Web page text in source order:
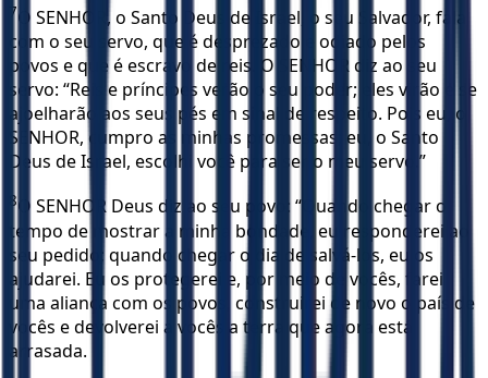
7O SENHOR, o Santo Deus de Israel, o seu Salvador, fala
com o seu servo, que é desprezado e odiado pelos
povos e que é escravo de reis. O SENHOR diz ao seu
servo: “Reis e príncipes verão o seu poder; eles virão e se
ajoelharão aos seus pés em sinal de respeito. Pois eu, o
SENHOR, cumpro as minhas promessas; eu, o Santo
Deus de Israel, escolhi você para ser o meu servo.”
8O SENHOR Deus diz ao seu povo: “Quando chegar o
tempo de mostrar a minha bondade, eu responderei ao
seu pedido; quando chegar o dia de salvá-los, eu os
ajudarei. Eu os protegerei e, por meio de vocês, farei
uma aliança com os povos, construirei de novo o país de
vocês e devolverei a vocês a terra que agora está
arrasada.